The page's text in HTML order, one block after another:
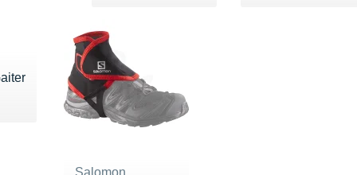
Salomon